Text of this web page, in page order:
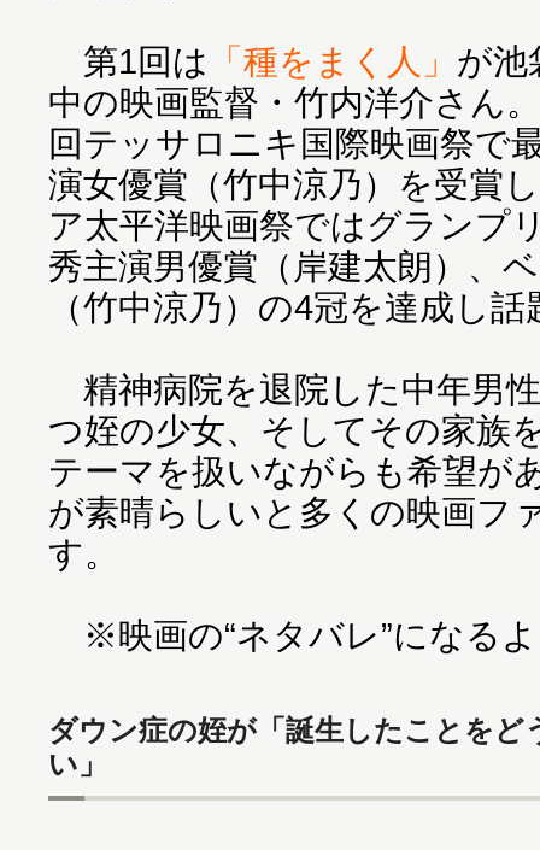
第1回は 「種をまく人」 が池
中の映画監督・竹内洋介さん
回テッサロニキ国際映画祭で
演女優賞（竹中涼乃）を受賞
ア太平洋映画祭ではグランプ
秀主演男優賞（岸建太朗）、
（竹中涼乃）の4冠を達成し話
精神病院を退院した中年男
つ姪の少女、そしてその家族
テーマを扱いながらも希望が
が素晴らしいと多くの映画フ
す。
※映画の“ネタバレ”になる
ダウン症の姪が「誕生したことをど
い」